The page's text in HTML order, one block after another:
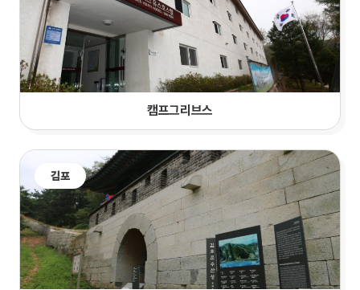
캠프그리브스
김포